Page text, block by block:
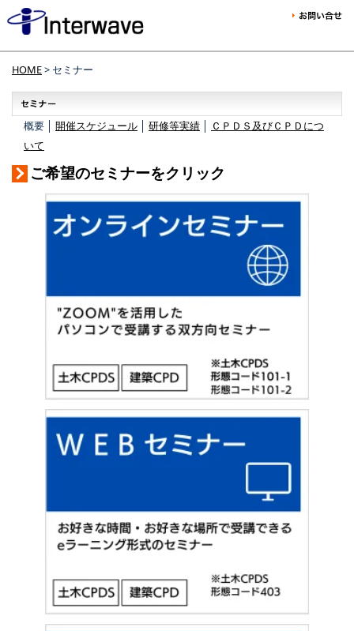
HOME> セミナー
概要 │ 開催スケジュール 研修等実績
ＣＰＤＳ及びＣＰＤにつ
いて
ご希望のセミナーをクリック